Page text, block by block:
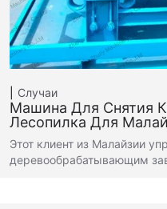
Случаи
Машина Для Снятия
Лесопилка Для
Этот клиент из Малайзии
деревообрабатывающим